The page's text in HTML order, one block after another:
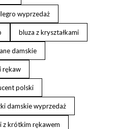
wyprzedaż
bluza z kryształkami
damskie
rękaw
polski
damskie wyprzedaż
z krótkim rękawem